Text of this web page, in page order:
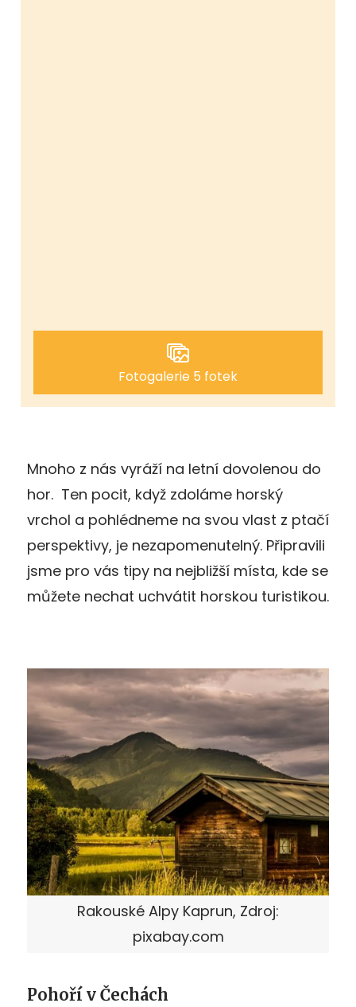
Fotogalerie 5 fotek
Mnoho z nás vyráží na letní dovolenou do
hor. Ten pocit, když zdoláme horský
vrchol a pohlédneme na svou vlast z ptačí
perspektivy, je nezapomenutelný. Připravili
jsme pro vás tipy na nejbližší místa, kde se
můžete nechat uchvátit horskou turistikou.
Rakouské Alpy Kaprun, Zdroj:
pixabay.com
Pohoří v Čechách